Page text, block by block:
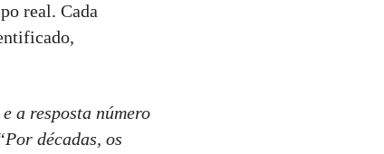
real. Cada
a resposta número
décadas, os